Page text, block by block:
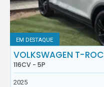
EM DESTAQUE
VOLKSWAGEN T-ROC
116CV - 5P
2025